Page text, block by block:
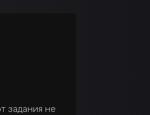
задания не